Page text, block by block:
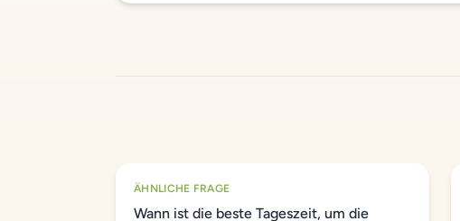
ÄHNLICHE FRAGE
Wann ist die beste Tageszeit, um die